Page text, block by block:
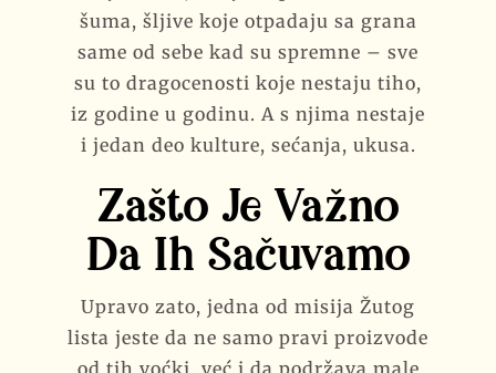
šuma, šljive koje otpadaju sa grana
same od sebe kad su spremne – sve
su to dragocenosti koje nestaju tiho,
iz godine u godinu. A s njima nestaje
i jedan deo kulture, sećanja, ukusa.
Zašto Je Važno
Da Ih Sačuvamo
Upravo zato, jedna od misija Žutog
lista jeste da ne samo pravi proizvode